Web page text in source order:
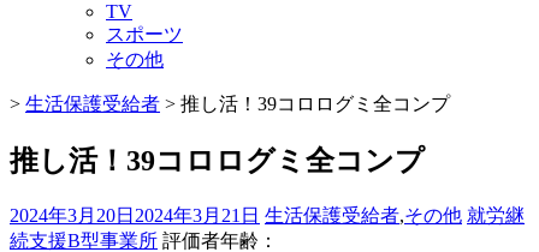
TV
スポーツ
その他
> 生活保護受給者 > 推し活！39コロログミ全コンプ
推し活！39コロログミ全コンプ
2024年3月20日 2024年3月21日 生活保護受給者,その他 就労継
続支援B型事業所 評価者年齢：